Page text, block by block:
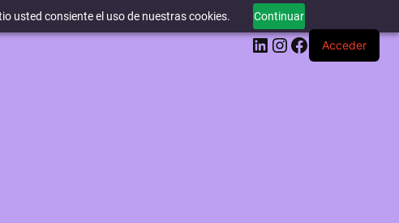
usted consiente el uso de nuestras cookies. Continuar
LinkedIn
Instagram
Facebook
Acceder